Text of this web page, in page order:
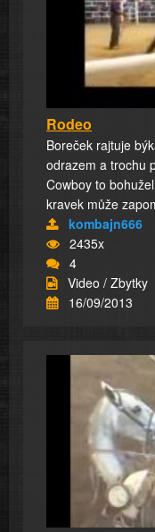
Rodeo
Boreček rajtuje
odrazem a trochu
Cowboy to
kravek může
kombajn666
2435x
4
Video / Zbytky
16/09/2013